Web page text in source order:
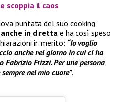
scoppia il caos
puntata del suo cooking
in diretta e ha così speso
in merito: “Io voglio
anche nel giorno in cui ci ha
Fabrizio Frizzi. Per una persona
nel mio cuore”.